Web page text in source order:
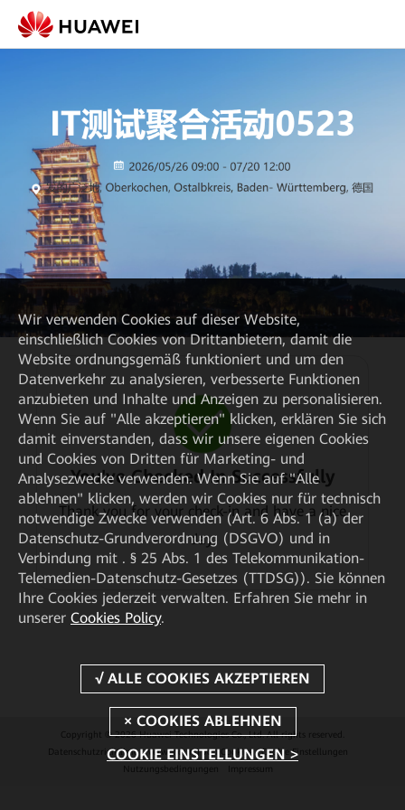
You've Checked In Successfully
Thank you for your check-in and have a nice
day.
Copyright © 2026 Huawei Technologies Co., Ltd. All rights reserved.
Datenschutzrichtlinie
Verwendung von Cookies
Cookie Einstellungen
Nutzungsbedingungen
Impressum
Wir verwenden Cookies auf dieser Website,
einschließlich Cookies von Drittanbietern, damit die
Website ordnungsgemäß funktioniert und um den
Datenverkehr zu analysieren, verbesserte Funktionen
anzubieten und Inhalte und Anzeigen zu personalisieren.
Wenn Sie auf "Alle akzeptieren" klicken, erklären Sie sich
damit einverstanden, dass wir unsere eigenen Cookies
und Cookies von Dritten für Marketing- und
Analysezwecke verwenden. Wenn Sie auf "Alle
ablehnen" klicken, werden wir Cookies nur für technisch
notwendige Zwecke verwenden (Art. 6 Abs. 1 (a) der
Datenschutz-Grundverordnung (DSGVO) und in
Verbindung mit . § 25 Abs. 1 des Telekommunikation-
Telemedien-Datenschutz-Gesetzes (TTDSG)). Sie können
Ihre Cookies jederzeit verwalten. Erfahren Sie mehr in
unserer Cookies Policy.
COOKIE EINSTELLUNGEN >